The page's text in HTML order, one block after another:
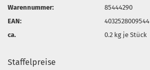
Warennummer:
85444290
EAN:
4032528009544
ca.
0.2 kg je Stück
Staffelpreise